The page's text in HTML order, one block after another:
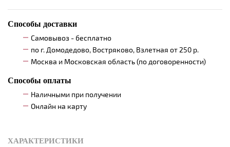
Способы доставки
Самовывоз - бесплатно
по г. Домодедово, Востряково, Взлетная от 250 р.
Москва и Московская область (по договоренности)
Способы оплаты
Наличными при получении
Онлайн на карту
ХАРАКТЕРИСТИКИ